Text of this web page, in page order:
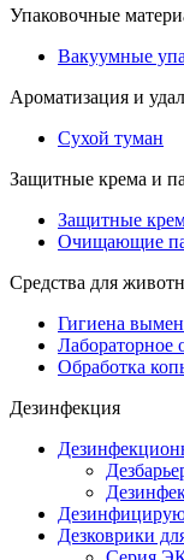
Упаковочные
Вакуумные
Ароматизация и
Сухой туман
Защитные крема и
Защитные
Очищающие
Средства для
Гигиена
Лабораторное
Обработка
Дезинфекция
Дезковрики